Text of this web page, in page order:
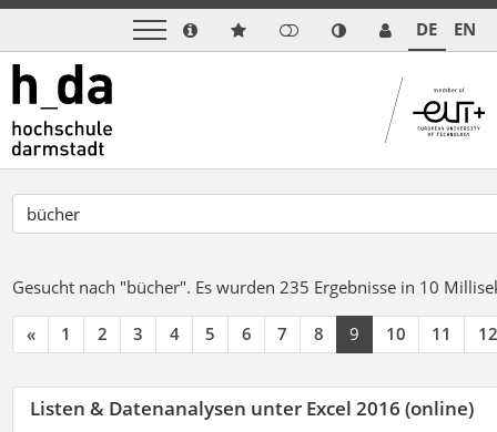
DE EN
Gesucht nach "bücher". Es wurden 235 Ergebnisse in 10
« 1 2 3 4 5 6 7 8 9 10 11 12
Listen & Datenanalysen unter Excel 2016 (online)